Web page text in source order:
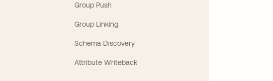
Group Push
Group Linking
Schema Discovery
Attribute Writeback